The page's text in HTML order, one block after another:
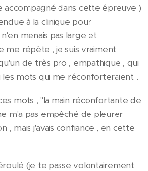
accompagné dans cette épreuve )
à la clinique pour
menais pas large et
me répète , je suis vraiment
de très pro , empathique , qui
les mots qui me réconforteraient .
mots , "la main réconfortante de
m'a pas empêché de pleurer
, mais j'avais confiance , en cette
(je te passe volontairement